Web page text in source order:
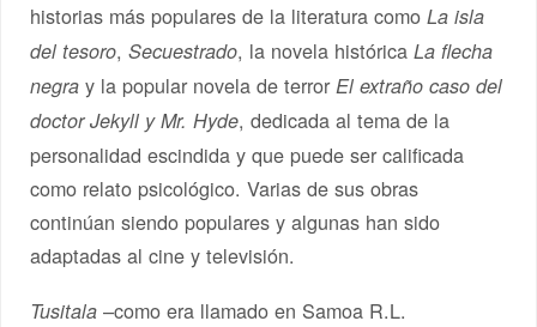
historias más populares de la literatura comoLa isla
del tesoro,Secuestrado, la novela históricaLa flecha
negra y la popular novela de terrorEl extraño caso del
doctor Jekyll y Mr. Hyde, dedicada al tema de la
personalidad escindida y que puede ser calificada
como relato psicológico. Varias de sus obras
continúan siendo populares y algunas han sido
adaptadas al cine y televisión.
Tusitala –como era llamado en Samoa R.L.